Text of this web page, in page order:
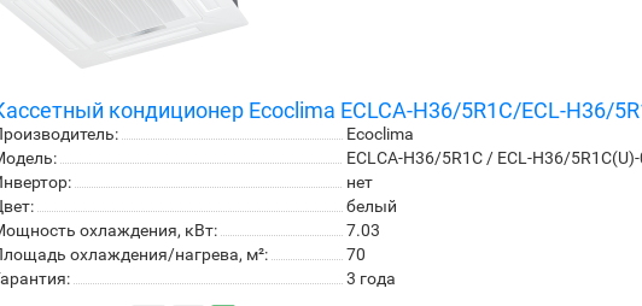
кондиционер Ecoclima ECLCA-H36/5R1С/ECL-H36/
Ecoclima
ECLCA-H36/5R1С / ECL-H36/5R1C(U)-
нет
белый
охлаждения, кВт:
7.03
охлаждения/нагрева, м²:
70
3 года